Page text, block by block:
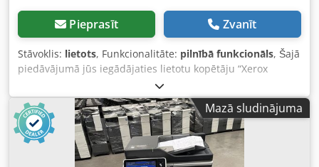
Pieprasīt Zvanīt
Stāvoklis: lietots, Funkcionalitāte: pilnībā funkcionāls, Šajā
piedāvājumā jūs iegādājaties lietotu kopētāju “Xerox
AltaLink C8255 MFP”. Pārdošanas objekts: 1 x Xerox AltaLink
C8255 MFP Skaitītāju rādījumi: Melns: apmēram 1 795
izdrukas Krāsains: apmēram 3 634 izdrukas Kopā:
apmēram 5 429 izdrukas Stāvoklis: Šis ir lietots ierīces
piedāvājums, un tajā var būt redzamas lietošanas pazīmes
(nelieli skrāpējumi vai dzeltēšanas pazīmes). Ierīce ir
Mazā sludinājuma